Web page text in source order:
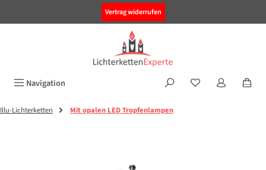
Vertrag widerrufen
Navigation
Illu-Lichterketten Mit opalen LED Tropfenlampen